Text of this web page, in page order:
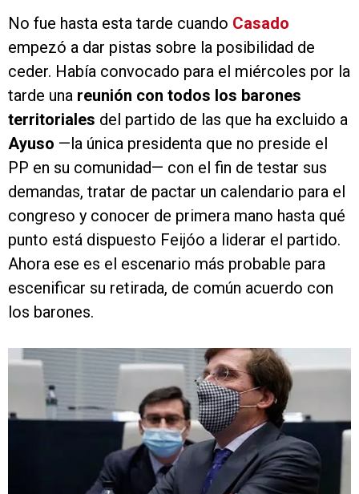
No fue hasta esta tarde cuando Casado
empezó a dar pistas sobre la posibilidad de
ceder. Había convocado para el miércoles por la
tarde una reunión con todos los barones
territoriales del partido de las que ha excluido a
Ayuso —la única presidenta que no preside el
PP en su comunidad— con el fin de testar sus
demandas, tratar de pactar un calendario para el
congreso y conocer de primera mano hasta qué
punto está dispuesto Feijóo a liderar el partido.
Ahora ese es el escenario más probable para
escenificar su retirada, de común acuerdo con
los barones.